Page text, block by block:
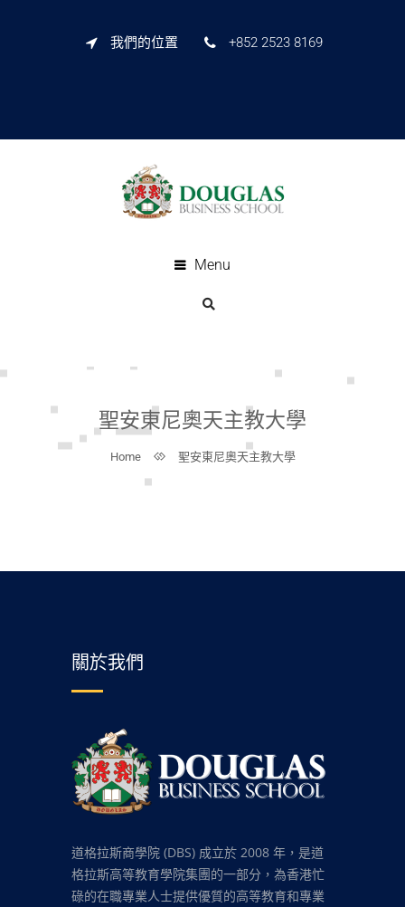
我們的位置 +852 2523 8169
Menu
聖安東尼奧天主教大學
Home 聖安東尼奧天主教大學
關於我們
道格拉斯商學院 (DBS) 成立於 2008 年，是道
格拉斯高等教育學院集團的一部分，為香港忙
碌的在職專業人士提供優質的高等教育和專業